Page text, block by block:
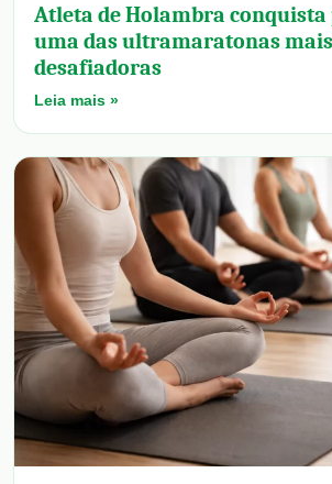
Atleta de Holambra conquista
uma das ultramaratonas mais
desafiadoras
Leia mais »